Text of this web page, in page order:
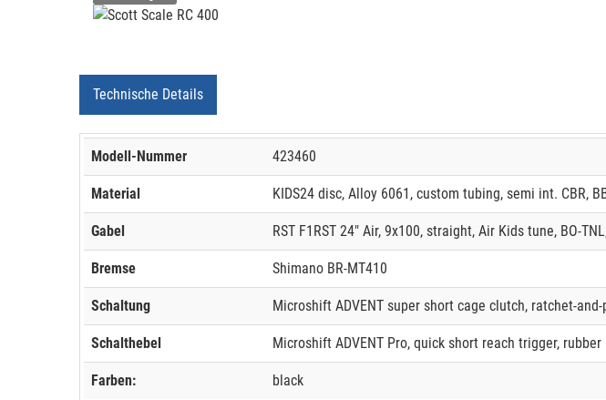
Technische Details
Modell-Nummer 423460
Material KIDS24 disc, Alloy 6061, custom tubing, semi int. CBR,
Gabel RST F1RST 24" Air, 9x100, straight, Air Kids tune, BO-
Bremse Shimano BR-MT410
Schaltung Microshift ADVENT super short cage clutch, ratchet-
Schalthebel Microshift ADVENT Pro, quick short reach trigger, rubber
Farben: black